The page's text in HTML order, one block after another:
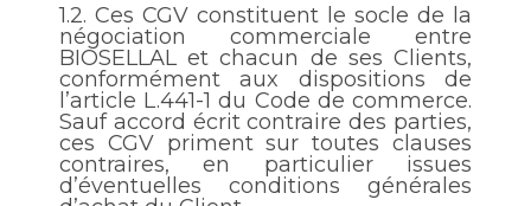
1.2. Ces CGV constituent le socle de la
négociation commerciale entre
BIOSELLAL et chacun de ses Clients,
conformément aux dispositions de
l’article L.441-1 du Code de commerce.
Sauf accord écrit contraire des parties,
ces CGV priment sur toutes clauses
contraires, en particulier issues
d’éventuelles conditions générales